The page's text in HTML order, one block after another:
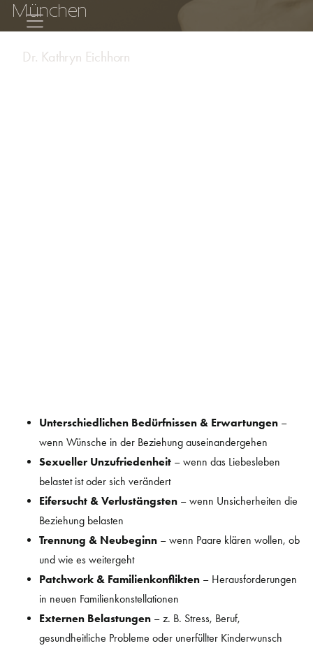
München
Dr. Kathryn Eichhorn
Unterschiedlichen Bedürfnissen & Erwartungen –
wenn Wünsche in der Beziehung auseinandergehen
Sexueller Unzufriedenheit – wenn das Liebesleben
belastet ist oder sich verändert
Eifersucht & Verlustängsten – wenn Unsicherheiten die
Beziehung belasten
Trennung & Neubeginn – wenn Paare klären wollen, ob
und wie es weitergeht
Patchwork & Familienkonflikten – Herausforderungen
in neuen Familienkonstellationen
Externen Belastungen – z. B. Stress, Beruf,
gesundheitliche Probleme oder unerfüllter Kinderwunsch